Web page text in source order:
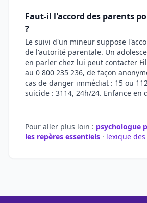
Faut-il l'accord des parents
?
Le suivi d'un mineur suppose
de l'autorité parentale. Un
en parler chez lui peut contacter Fil
au 0 800 235 236, de façon
cas de danger immédiat : 15 ou
suicide : 3114, 24h/24. Enfance en
Pour aller plus loin : psychologue
les repères essentiels · lexique